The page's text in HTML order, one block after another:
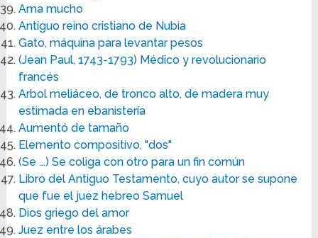
Ama mucho
Antiguo reino cristiano de Nubia
Gato, máquina para levantar pesos
(Jean Paul, 1743-1793) Médico y revolucionario
francés
Arbol meliáceo, de tronco alto, de madera muy
estimada en ebanistería
Aumentó de tamaño
Elemento compositivo, "dos"
(Se ...) Se coliga con otro para un fin común
Libro del Antiguo Testamento, cuyo autor se supone
que fue el juez hebreo Samuel
Dios griego del amor
Juez entre los árabes